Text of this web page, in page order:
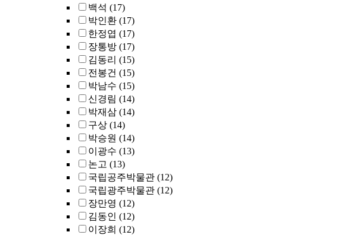
백석 (17)
박인환 (17)
한정엽 (17)
장통방 (17)
김동리 (15)
전봉건 (15)
박남수 (15)
신경림 (14)
박재삼 (14)
구상 (14)
박승원 (14)
이광수 (13)
논고 (13)
국립공주박물관 (12)
국립광주박물관 (12)
장만영 (12)
김동인 (12)
이장희 (12)